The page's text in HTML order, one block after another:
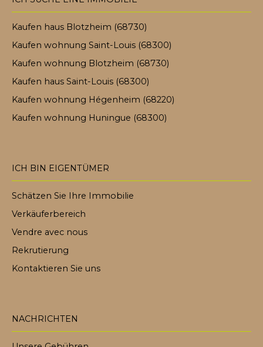
Kaufen haus Blotzheim (68730)
Kaufen wohnung Saint-Louis (68300)
Kaufen wohnung Blotzheim (68730)
Kaufen haus Saint-Louis (68300)
Kaufen wohnung Hégenheim (68220)
Kaufen wohnung Huningue (68300)
ICH BIN EIGENTÜMER
Schätzen Sie Ihre Immobilie
Verkäuferbereich
Vendre avec nous
Rekrutierung
Kontaktieren Sie uns
NACHRICHTEN